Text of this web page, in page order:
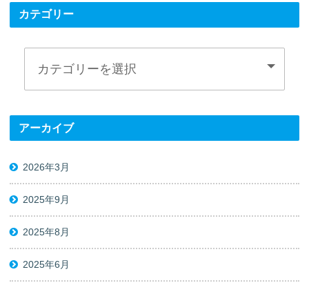
カテゴリー
アーカイブ
2026年3月
2025年9月
2025年8月
2025年6月